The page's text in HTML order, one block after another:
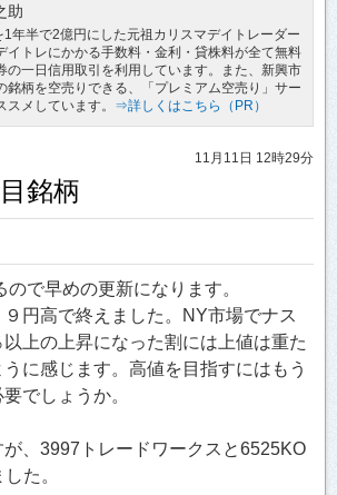
助
年半で2億円にした元祖カリスマデイトレーダー
イトレにかかる手数料・金利・貸株料が全て無料
の一日信用取引を利用しています。また、新興市
銘柄を空売りできる、「プレミアム空売り」サー
スメしています。 ⇒詳しくはこちら（PR）
11月11日 12時29分
銘柄
で早めの更新になります。
９円高で終えました。NY市場でナス
上の上昇になった割には上値は重た
に感じます。高値を目指すにはもう
でしょうか。
、3997トレードワークスと6525KO
た。